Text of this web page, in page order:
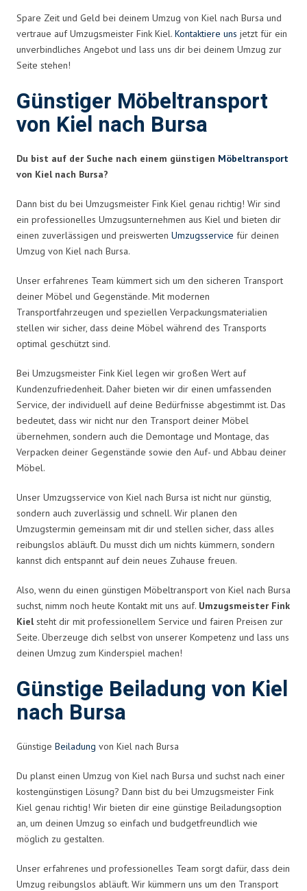
Spare Zeit und Geld bei deinem Umzug von Kiel nach Bursa und
vertraue auf Umzugsmeister Fink Kiel. Kontaktiere uns jetzt für ein
unverbindliches Angebot und lass uns dir bei deinem Umzug zur
Seite stehen!
Günstiger Möbeltransport
von Kiel nach Bursa
Du bist auf der Suche nach einem günstigen Möbeltransport
von Kiel nach Bursa?
Dann bist du bei Umzugsmeister Fink Kiel genau richtig! Wir sind
ein professionelles Umzugsunternehmen aus Kiel und bieten dir
einen zuverlässigen und preiswerten Umzugsservice für deinen
Umzug von Kiel nach Bursa.
Unser erfahrenes Team kümmert sich um den sicheren Transport
deiner Möbel und Gegenstände. Mit modernen
Transportfahrzeugen und speziellen Verpackungsmaterialien
stellen wir sicher, dass deine Möbel während des Transports
optimal geschützt sind.
Bei Umzugsmeister Fink Kiel legen wir großen Wert auf
Kundenzufriedenheit. Daher bieten wir dir einen umfassenden
Service, der individuell auf deine Bedürfnisse abgestimmt ist. Das
bedeutet, dass wir nicht nur den Transport deiner Möbel
übernehmen, sondern auch die Demontage und Montage, das
Verpacken deiner Gegenstände sowie den Auf- und Abbau deiner
Möbel.
Unser Umzugsservice von Kiel nach Bursa ist nicht nur günstig,
sondern auch zuverlässig und schnell. Wir planen den
Umzugstermin gemeinsam mit dir und stellen sicher, dass alles
reibungslos abläuft. Du musst dich um nichts kümmern, sondern
kannst dich entspannt auf dein neues Zuhause freuen.
Also, wenn du einen günstigen Möbeltransport von Kiel nach Bursa
suchst, nimm noch heute Kontakt mit uns auf. Umzugsmeister Fink
Kielsteht dir mit professionellem Service und fairen Preisen zur
Seite. Überzeuge dich selbst von unserer Kompetenz und lass uns
deinen Umzug zum Kinderspiel machen!
Günstige Beiladung von Kiel
nach Bursa
Günstige Beiladung von Kiel nach Bursa
Du planst einen Umzug von Kiel nach Bursa und suchst nach einer
kostengünstigen Lösung? Dann bist du bei Umzugsmeister Fink
Kiel genau richtig! Wir bieten dir eine günstige Beiladungsoption
an, um deinen Umzug so einfach und budgetfreundlich wie
möglich zu gestalten.
Unser erfahrenes und professionelles Team sorgt dafür, dass dein
Umzug reibungslos abläuft. Wir kümmern uns um den Transport